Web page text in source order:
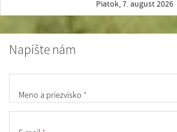
Piatok, 7. august 2026
Napíšte nám
Meno a priezvisko *